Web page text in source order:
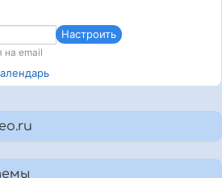
Настроить
на email